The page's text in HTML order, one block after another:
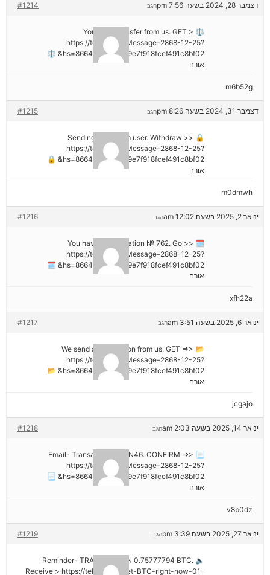
דצמבר 28, 2024 בשעה 7:56 pm #1214 הגב
⚖ You got a transfer from us. GET >
https://telegra.ph/Message–2868-12-25?
hs=8664c520642b9e7f918fcef491c8bf02& ⚖
אורח
m6b52g
דצמבר 31, 2024 בשעה 8:26 pm #1215 הגב
🔒 Sending a gift from user. Withdrаw >>
https://telegra.ph/Message–2868-12-25?
hs=8664c520642b9e7f918fcef491c8bf02& 🔒
אורח
m0dmwh
ינואר 2, 2025 בשעה 12:02 am #1216 הגב
🗓 You have a notification № 762. Go >>
https://telegra.ph/Message–2868-12-25?
hs=8664c520642b9e7f918fcef491c8bf02& 🗓
אורח
xfh22a
ינואר 6, 2025 בשעה 3:51 am #1217 הגב
📂 We send a transaction from us. GET =>>
https://telegra.ph/Message–2868-12-25?
hs=8664c520642b9e7f918fcef491c8bf02& 📂
אורח
jcgajo
ינואר 14, 2025 בשעה 2:03 am #1218 הגב
📃 Email- Transaction NoGN46. CONFIRM =>>
https://telegra.ph/Message–2868-12-25?
hs=8664c520642b9e7f918fcef491c8bf02& 📃
אורח
v8b0dz
ינואר 27, 2025 בשעה 3:39 pm #1219 הגב
🔈 Reminder- TRANSACTION 0.75777794 BTC.
Receive > https://telegra.ph/Get-BTC-right-now-01-